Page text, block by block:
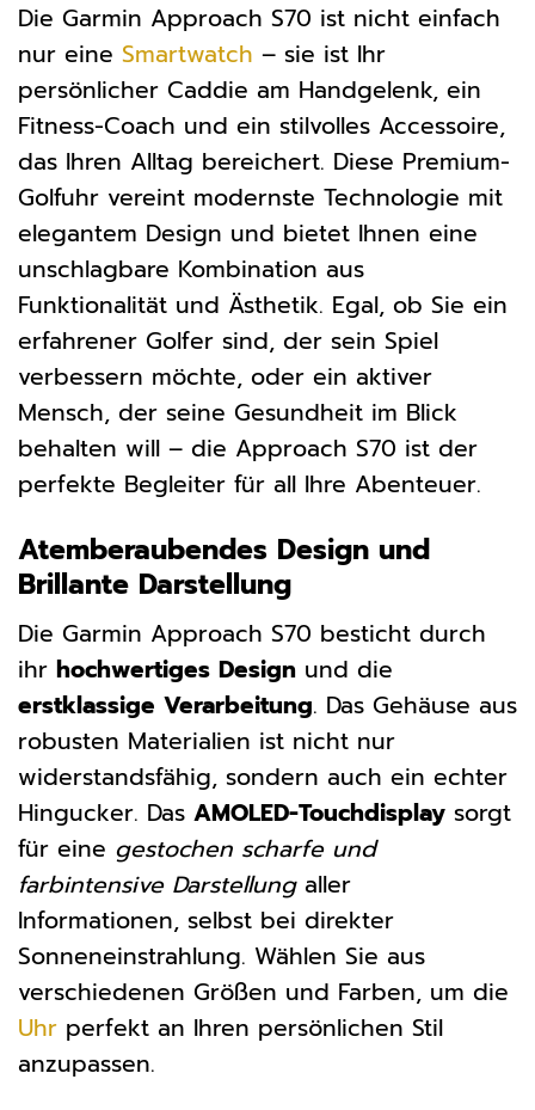
Die Garmin Approach S70 ist nicht einfach
nur eine Smartwatch – sie ist Ihr
persönlicher Caddie am Handgelenk, ein
Fitness-Coach und ein stilvolles Accessoire,
das Ihren Alltag bereichert. Diese Premium-
Golfuhr vereint modernste Technologie mit
elegantem Design und bietet Ihnen eine
unschlagbare Kombination aus
Funktionalität und Ästhetik. Egal, ob Sie ein
erfahrener Golfer sind, der sein Spiel
verbessern möchte, oder ein aktiver
Mensch, der seine Gesundheit im Blick
behalten will – die Approach S70 ist der
perfekte Begleiter für all Ihre Abenteuer.
Atemberaubendes Design und
Brillante Darstellung
Die Garmin Approach S70 besticht durch
ihr hochwertiges Design und die
erstklassige Verarbeitung. Das Gehäuse aus
robusten Materialien ist nicht nur
widerstandsfähig, sondern auch ein echter
Hingucker. Das AMOLED-Touchdisplay sorgt
für eine gestochen scharfe und
farbintensive Darstellungaller
Informationen, selbst bei direkter
Sonneneinstrahlung. Wählen Sie aus
verschiedenen Größen und Farben, um die
Uhr perfekt an Ihren persönlichen Stil
anzupassen.